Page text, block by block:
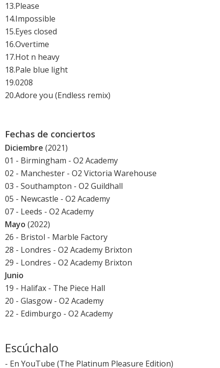
13.Please
14.Impossible
15.Eyes closed
16.Overtime
17.Hot n heavy
18.Pale blue light
19.0208
20.Adore you (Endless remix)
Fechas de conciertos
Diciembre (2021)
01 - Birmingham - O2 Academy
02 - Manchester - O2 Victoria Warehouse
03 - Southampton - O2 Guildhall
05 - Newcastle - O2 Academy
07 - Leeds - O2 Academy
Mayo (2022)
26 - Bristol - Marble Factory
28 - Londres - O2 Academy Brixton
29 - Londres - O2 Academy Brixton
Junio
19 - Halifax - The Piece Hall
20 - Glasgow - O2 Academy
22 - Edimburgo - O2 Academy
Escúchalo
- En YouTube (The Platinum Pleasure Edition)